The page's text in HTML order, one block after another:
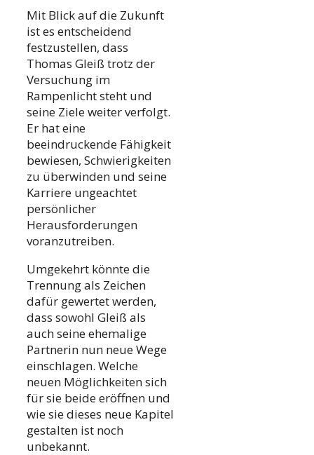
Mit Blick auf die Zukunft
ist es entscheidend
festzustellen, dass
Thomas Gleiß trotz der
Versuchung im
Rampenlicht steht und
seine Ziele weiter verfolgt.
Er hat eine
beeindruckende Fähigkeit
bewiesen, Schwierigkeiten
zu überwinden und seine
Karriere ungeachtet
persönlicher
Herausforderungen
voranzutreiben.
Umgekehrt könnte die
Trennung als Zeichen
dafür gewertet werden,
dass sowohl Gleiß als
auch seine ehemalige
Partnerin nun neue Wege
einschlagen. Welche
neuen Möglichkeiten sich
für sie beide eröffnen und
wie sie dieses neue Kapitel
gestalten ist noch
unbekannt.